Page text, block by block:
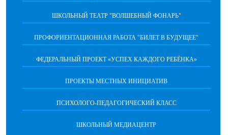
ШКОЛЬНЫЙ ТЕАТР "ВОЛШЕБНЫЙ ФОНАРЬ"
ПРОФОРИЕНТАЦИОННАЯ РАБОТА "БИЛЕТ В БУДУЩЕЕ"
ФЕДЕРАЛЬНЫЙ ПРОЕКТ «УСПЕХ КАЖДОГО РЕБЁНКА»
ПРОЕКТЫ МЕСТНЫХ ИНИЦИАТИВ
ПСИХОЛОГО-ПЕДАГОГИЧЕСКИЙ КЛАСС
ШКОЛЬНЫЙ МЕДИАЦЕНТР